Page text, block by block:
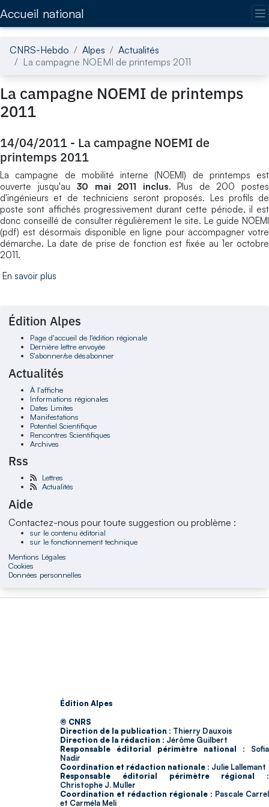
Accueil national
CNRS-Hebdo Alpes
Actualités
La campagne NOEMI de printemps 2011
La campagne NOEMI de printemps
2011
14/04/2011 - La campagne NOEMI de
printemps 2011
La campagne de mobilité interne (NOEMI) de printemps est
ouverte jusqu'au 30 mai 2011 inclus. Plus de 200 postes
d'ingénieurs et de techniciens seront proposés. Les profils de
poste sont affichés progressivement durant cette période, il est
donc conseillé de consulter régulièrement le site. Le guide NOEMI
(pdf) est désormais disponible en ligne pour accompagner votre
démarche. La date de prise de fonction est fixée au 1er octobre
2011.
En savoir plus
Édition Alpes
Page d'accueil de l'édition régionale
Dernière lettre envoyée
S'abonner/se désabonner
Actualités
À l'affiche
Informations régionales
Dates Limites
Manifestations
Potentiel Scientifique
Rencontres Scientifiques
Archives
Rss
Lettres
Actualités
Aide
Contactez-nous pour toute suggestion ou problème :
sur le contenu éditorial
sur le fonctionnement technique
Mentions Légales
Cookies
Données personnelles
Édition Alpes
© CNRS
Direction de la publication : Thierry Dauxois
Direction de la rédaction : Jérôme Guilbert
Responsable éditorial périmètre national : Sofia
Nadir
Coordination et rédaction nationale : Julie Lallemant
Responsable éditorial périmètre régional :
Christophe J. Muller
Coordination et rédaction régionale : Pascale Carrel
et Carméla Meli